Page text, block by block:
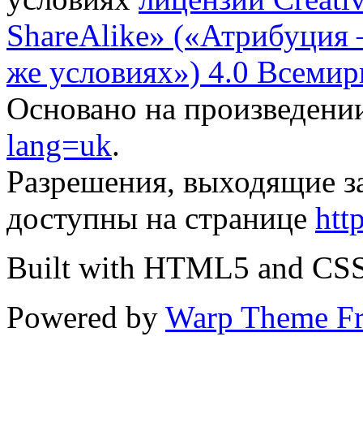
ShareAlike»
же условиях») 4.0
Основано на
lang=uk.
Разрешения, выходящие
доступны на странице
Built with HTML5 and
Powered by Warp Theme